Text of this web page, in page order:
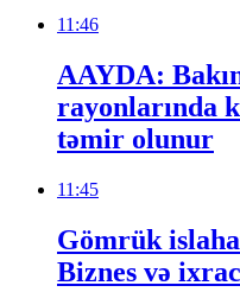
11:46
AAYDA:
rayonlarında
təmir olunur
11:45
Gömrük
Biznes və